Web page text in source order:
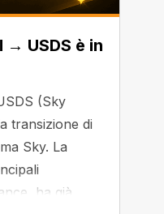
→ USDS è in
(Sky
transizione di
Sky. La
ha già